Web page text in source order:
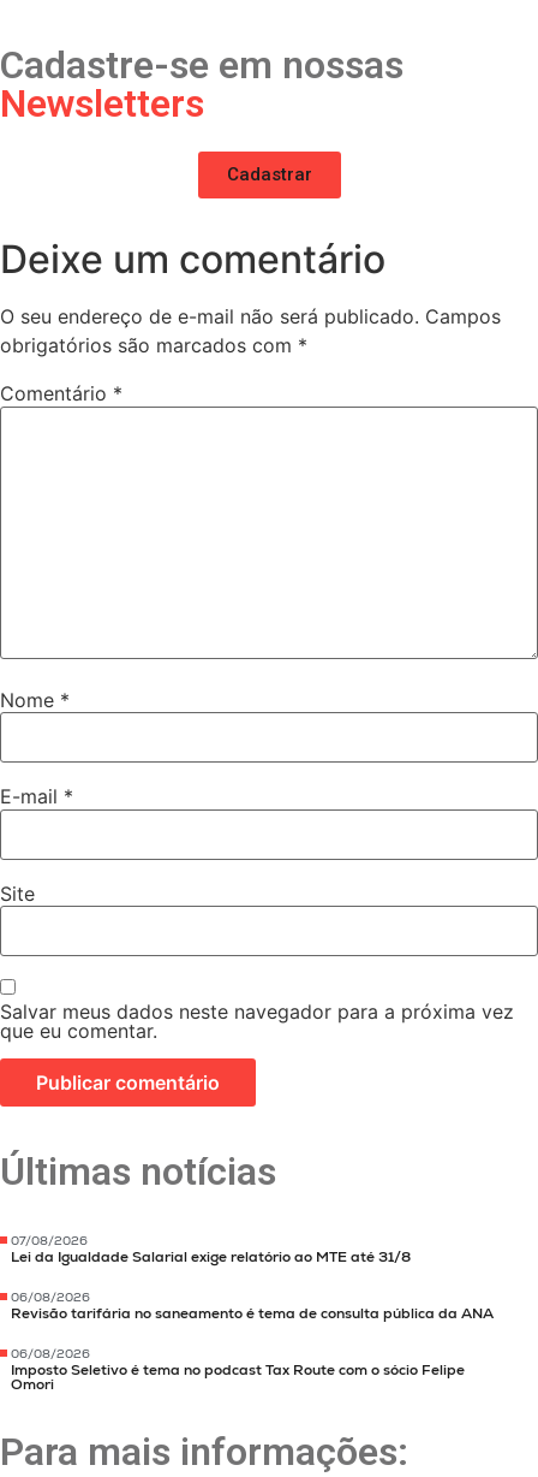
Cadastre-se em nossas
Newsletters
Cadastrar
Deixe um comentário
O seu endereço de e-mail não será publicado. Campos
obrigatórios são marcados com *
Comentário *
Nome *
E-mail *
Site
Salvar meus dados neste navegador para a próxima vez
que eu comentar.
Últimas notícias
07/08/2026
Lei da Igualdade Salarial exige relatório ao MTE até 31/8
06/08/2026
Revisão tarifária no saneamento é tema de consulta pública da ANA
06/08/2026
Imposto Seletivo é tema no podcast Tax Route com o sócio Felipe
Omori
Para mais informações: